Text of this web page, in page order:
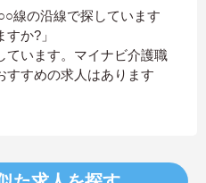
線の沿線で探しています
か?」
ています。マイナビ介護職
すめの求人はあります